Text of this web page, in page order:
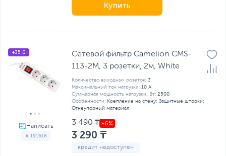
Купить
# 191618
+35 Б
Сетевой фильтр Camelion CMS-
113-2M, 3 розетки, 2м, White
Количество выходных розеток: 3
Максимальный ток нагрузки: 10 А
Суммарная мощность нагрузки, Вт: 2500
Особенности: Крепление на стену; Защитные шторки;
Огнеупорный материал
3 490 ₸
3 290 ₸
кредит недоступен